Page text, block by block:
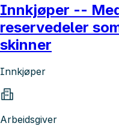
Innkjøper --
reservedeler
skinner
Innkjøper
Arbeidsgiver